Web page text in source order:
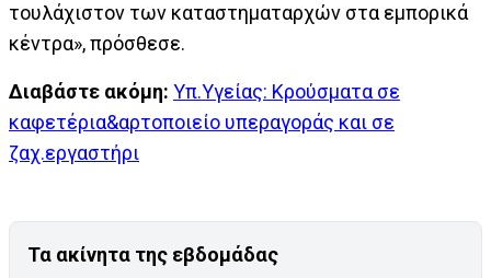
τουλάχιστον των καταστηματαρχών στα εμπορικά
κέντρα», πρόσθεσε.
Διαβάστε ακόμη: Υπ.Υγείας: Κρούσματα σε
καφετέρια&αρτοποιείο υπεραγοράς και σε
ζαχ.εργαστήρι
Τα ακίνητα της εβδομάδας